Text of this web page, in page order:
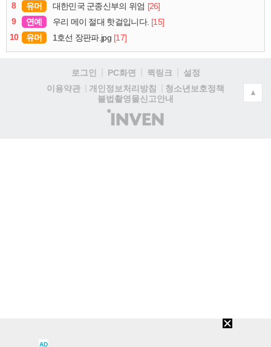
8
유머 대한민국 군종신부의 위엄 [26]
9
연예 우리 메이 절대 핫걸입니다. [15]
10
유머 1호선 장판파.jpg [17]
로그인 PC화면 퀵링크
설정
이용약관
개인정보처리방침
청소년보호정책
불법촬영물신고안내
(주)
인
▲
AD